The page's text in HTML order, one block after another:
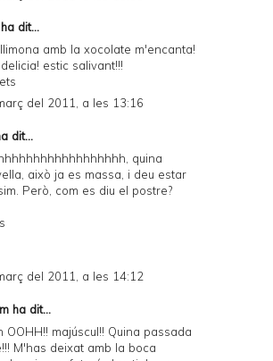
ha dit...
amb la xocolate m'encanta!
estic salivant!!!
del 2011, a les 13:16
dit...
quina
això ja es massa, i deu estar
Però, com es diu el postre?
del 2011, a les 14:12
ha dit...
OOHH!! majúscul!! Quina passada
M'has deixat amb la boca